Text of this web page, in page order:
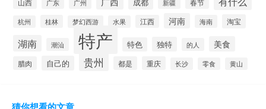
广东 广州 新疆 春节
杭州 桂林 梦幻西游 水果 江西 河南 海南 淘宝
湖南 潮汕 特产 特色 独特 的人 美食
腊肉 自己的 贵州 都是 重庆 长沙 零食 黄山